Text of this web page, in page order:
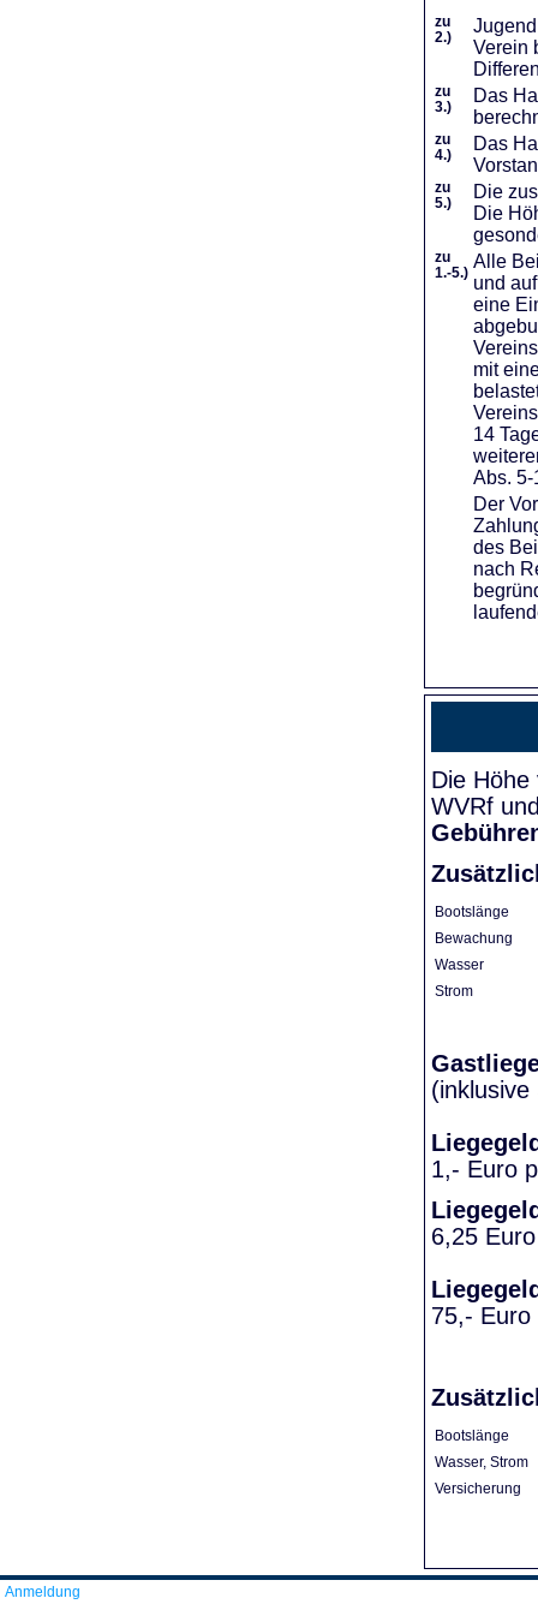
zu
2.)
Verein
zu
3.)
Das
zu
4.)
Das
zu
5.)
Die
Die
zu
1.-5.)
Alle
und
eine
mit
14
Abs.
Der
des
nach
Die
WVRf
Bootslänge
Bewachung
Wasser
Strom
1,- Euro
6,25
75,- Euro
Bootslänge
Wasser, Strom
Versicherung
Anmeldung